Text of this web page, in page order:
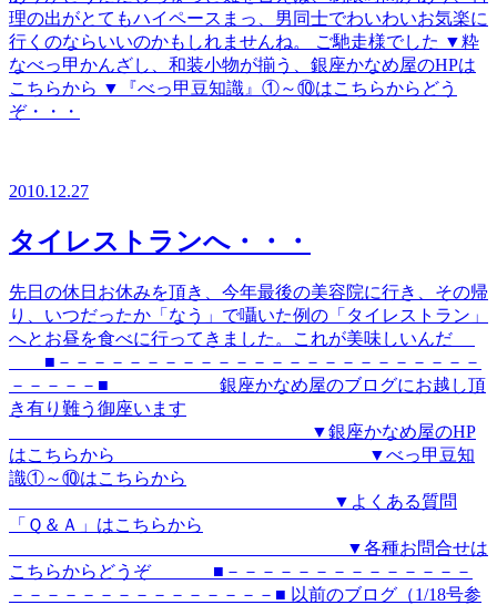
理の出がとてもハイペースまっ、男同士でわいわいお気楽に
行くのならいいのかもしれませんね。 ご馳走様でした ▼粋
なべっ甲かんざし、和装小物が揃う、銀座かなめ屋のHPは
こちらから ▼『べっ甲豆知識』①～⑩はこちらからどう
ぞ・・・
2010.12.27
タイレストランへ・・・
先日の休日お休みを頂き、今年最後の美容院に行き、その帰
り、いつだったか「なう」で囁いた例の「タイレストラン」
へとお昼を食べに行ってきました。これが美味しいんだ
■－－－－－－－－－－－－－－－－－－－－－－－－
－－－－－■ 銀座かなめ屋のブログにお越し頂
き有り難う御座います
▼銀座かなめ屋のHP
はこちらから ▼べっ甲豆知
識①～⑩はこちらから
▼よくある質問
「Ｑ＆Ａ」はこちらから
▼各種お問合せは
こちらからどうぞ ■－－－－－－－－－－－－－－
－－－－－－－－－－－－－－－■ 以前のブログ（1/18号参